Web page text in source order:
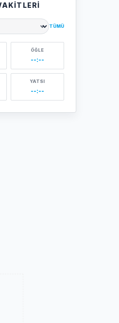
TÜMÜ
ÖĞLE
--:--
YATSI
--:--